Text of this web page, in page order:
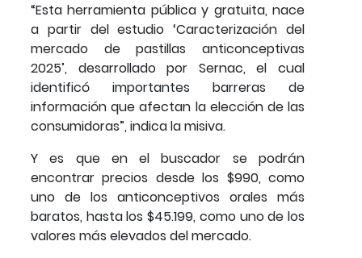
“Esta herramienta pública y gratuita, nace
a partir del estudio ‘Caracterización del
mercado de pastillas anticonceptivas
2025’, desarrollado por Sernac, el cual
identificó importantes barreras de
información que afectan la elección de las
consumidoras”, indica la misiva.
Y es que en el buscador se podrán
encontrar precios desde los $990, como
uno de los anticonceptivos orales más
baratos, hasta los $45.199, como uno de los
valores más elevados del mercado.